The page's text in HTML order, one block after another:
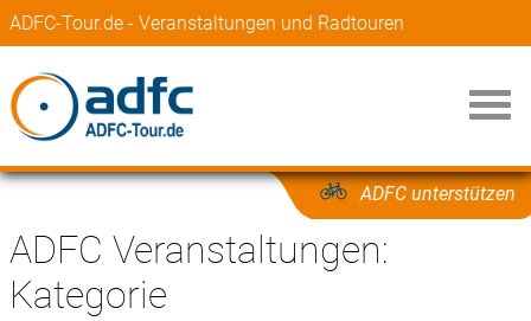
ADFC-Tour.de - Veranstaltungen und Radtouren
ADFC unterstützen
ADFC Veranstaltungen:
Kategorie